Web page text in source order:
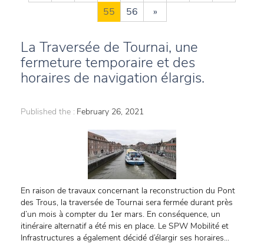
55
56 »
La Traversée de Tournai, une
fermeture temporaire et des
horaires de navigation élargis.
Published the : February 26, 2021
En raison de travaux concernant la reconstruction du Pont
des Trous, la traversée de Tournai sera fermée durant près
d’un mois à compter du 1er mars. En conséquence, un
itinéraire alternatif a été mis en place. Le SPW Mobilité et
Infrastructures a également décidé d’élargir ses horaires...